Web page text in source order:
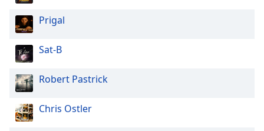
Font
Size
Text
Style
Font
Prigal
Sat-B
Robert Pastrick
Chris Ostler